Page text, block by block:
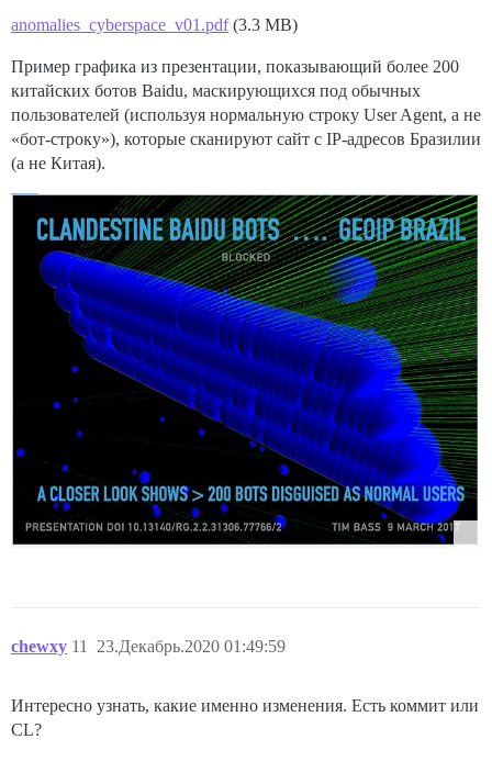
anomalies_cyberspace_v01.pdf(3.3 MB)
Пример графика из презентации, показывающий более 200
китайских ботов Baidu, маскирующихся под обычных
пользователей (используя нормальную строку User Agent, а не
«бот-строку»), которые сканируют сайт с IP-адресов Бразилии
(а не Китая).
chewxy 23.Декабрь.2020 01:49:59
11
Интересно узнать, какие именно изменения. Есть коммит или
CL?